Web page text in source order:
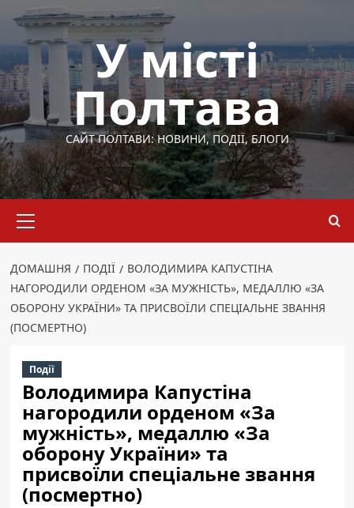
Перейти
вмісту
У місті
Полтава
САЙТ ПОЛТАВИ: НОВИНИ, ПОДІЇ, БЛОГИ
меню
ДОМАШНЯ ПОДІЇ
ВОЛОДИМИРА КАПУСТІНА
НАГОРОДИЛИ ОРДЕНОМ «ЗА МУЖНІСТЬ», МЕДАЛЛЮ «ЗА
ОБОРОНУ УКРАЇНИ» ТА ПРИСВОЇЛИ СПЕЦІАЛЬНЕ ЗВАННЯ
(ПОСМЕРТНО)
Події
Володимира Капустіна
нагородили орденом «За
мужність», медаллю «За
оборону України» та
присвоїли спеціальне звання
(посмертно)